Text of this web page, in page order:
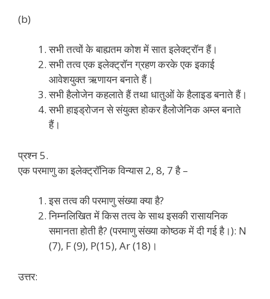
(b)
सभी तत्वों के बाह्यतम कोश में सात इलेक्ट्रॉन हैं।
सभी तत्व एक इलेक्ट्रॉन ग्रहण करके एक इकाई
आवेशयुक्त ऋणायन बनाते हैं।
सभी हैलोजेन कहलाते हैं तथा धातुओं के हैलाइड बनाते हैं।
सभी हाइड्रोजन से संयुक्त होकर हैलोजेनिक अम्ल बनाते
हैं।
प्रश्न 5.
एक परमाणु का इलेक्ट्रॉनिक विन्यास 2, 8, 7 है –
इस तत्व की परमाणु संख्या क्या है?
निम्नलिखित में किस तत्व के साथ इसकी रासायनिक
समानता होती है? (परमाणु संख्या कोष्ठक में दी गई है।): N
(7), F (9), P(15), Ar (18)।
उत्तर: